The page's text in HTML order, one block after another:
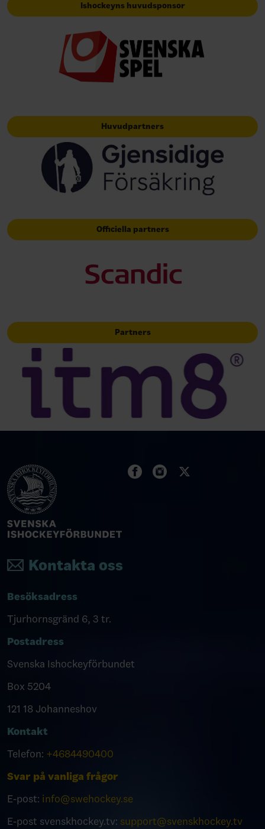
Ishockeyns huvudsponsor
Huvudpartners
Officiella partners
Partners
Kontakta oss
Besöksadress
Tjurhornsgränd 6, 3 tr.
Postadress
Svenska Ishockeyförbundet
Box 5204
121 18 Johanneshov
Kontakt
Telefon: +4684490400
Svar på vanliga frågor
E-post: info@swehockey.se
E-post svenskhockey.tv: support@svenskhockey.tv